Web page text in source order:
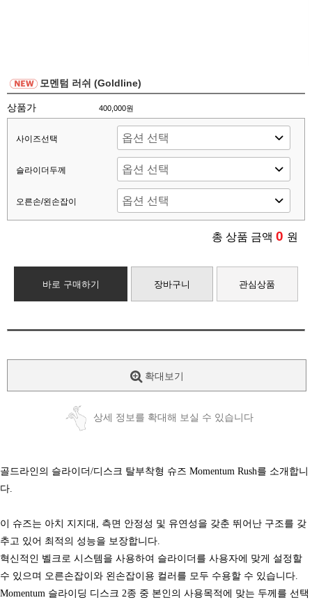
모멘텀 러쉬 (Goldline)
상품가 400,000원
사이즈선택
슬라이더두께
오른손/왼손잡이
총 상품 금액 0 원
바로 구매하기 장바구니 관심상품
확대보기
상세 정보를 확대해 보실 수 있습니다
골드라인의 슬라이더/디스크 탈부착형 슈즈 Momentum Rush를 소개합니
다.
이 슈즈는 아치 지지대, 측면 안정성 및 유연성을 갖춘 뛰어난 구조를 갖
추고 있어 최적의 성능을 보장합니다.
혁신적인 벨크로 시스템을 사용하여 슬라이더를 사용자에 맞게 설정할
수 있으며 오른손잡이와 왼손잡이용 컬러를 모두 수용할 수 있습니다.
Momentum 슬라이딩 디스크 2종 중 본인의 사용목적에 맞는 두께를 선택